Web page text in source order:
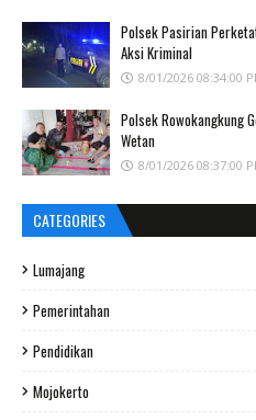
Polsek Pasirian
Aksi Kriminal
8/01/2026 08:34:00
Polsek Rowokangkung
Wetan
8/01/2026 08:37:00
CATEGORIES
Lumajang
Pemerintahan
Pendidikan
Mojokerto